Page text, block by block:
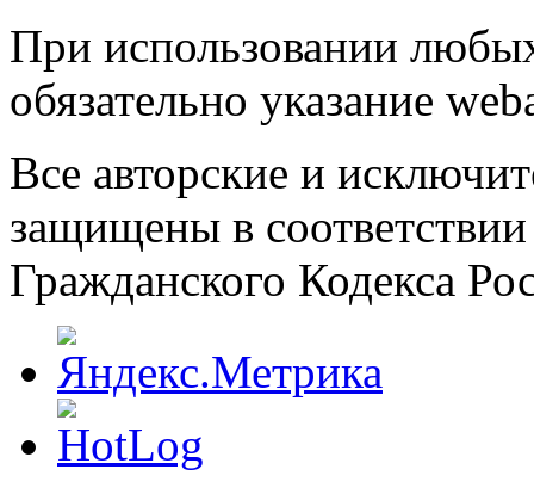
При использовании
обязательно указание
Все авторские и
защищены в
Гражданского Кодекса